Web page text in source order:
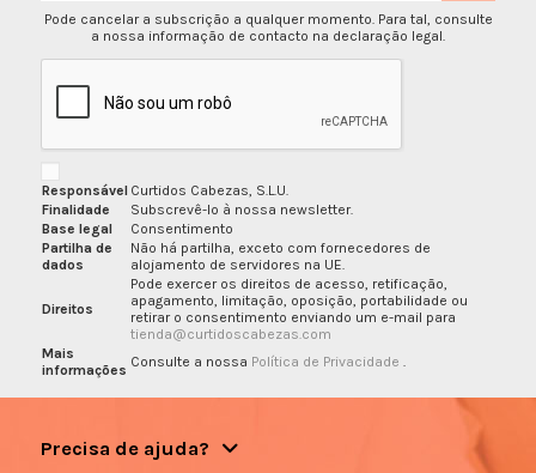
Pode cancelar a subscrição a qualquer momento. Para tal, consulte
a nossa informação de contacto na declaração legal.
Responsável Curtidos Cabezas, S.L.U.
Finalidade
Subscrevê-lo à nossa newsletter.
Base legal
Consentimento
Partilha de
dados
Não há partilha, exceto com fornecedores de
alojamento de servidores na UE.
Direitos
Pode exercer os direitos de acesso, retificação,
apagamento, limitação, oposição, portabilidade ou
retirar o consentimento enviando um e-mail para
tienda@curtidoscabezas.com
Mais
informações Consulte a nossa Política de Privacidade
Precisa de ajuda?